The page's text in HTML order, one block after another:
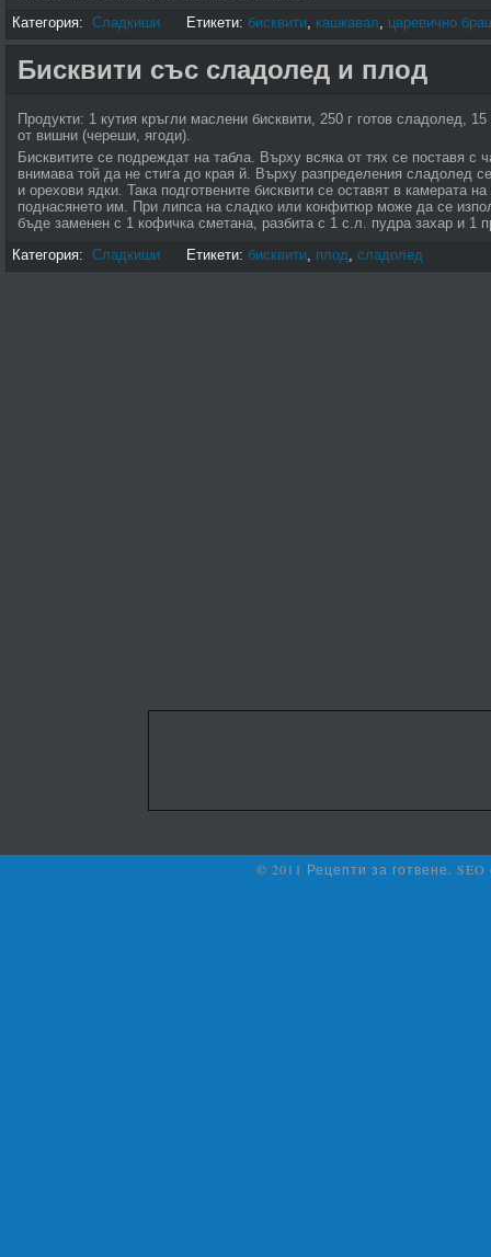
Категория: Сладкиши Етикети: бисквити, кашкавал, царевично
Бисквити със сладолед и плод
Продукти: 1 кутия кръгли маслени бисквити, 250 г готов сладолед,
от вишни (череши, ягоди).
Бисквитите се подреждат на табла. Върху всяка от тях се поставя с
внимава той да не стига до края й. Върху разпределения сладолед
и орехови ядки. Така подготвените бисквити се оставят в камерата
поднасянето им. При липса на сладко или конфитюр може да се
бъде заменен с 1 кофичка сметана, разбита с 1 с.л. пудра захар и 1
Категория: Сладкиши Етикети: бисквити, плод, сладолед
© 2011 Рецепти за готвене.